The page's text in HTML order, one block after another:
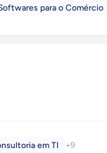
para o Comércio
em TI +9